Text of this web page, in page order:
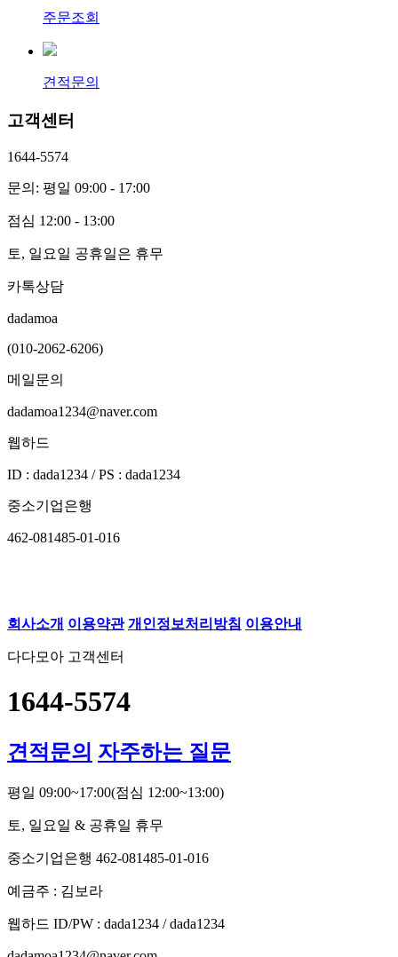
주문조회
견적문의
고객센터
1644-5574
문의: 평일 09:00 - 17:00
점심 12:00 - 13:00
토, 일요일 공휴일은 휴무
카톡상담
dadamoa
(010-2062-6206)
메일문의
dadamoa1234@naver.com
웹하드
ID : dada1234 / PS : dada1234
중소기업은행
462-081485-01-016
회사소개 이용약관 개인정보처리방침 이용안내
다다모아 고객센터
1644-5574
견적문의 자주하는 질문
평일 09:00~17:00(점심 12:00~13:00)
토, 일요일 & 공휴일 휴무
중소기업은행 462-081485-01-016
예금주 : 김보라
웹하드 ID/PW : dada1234 / dada1234